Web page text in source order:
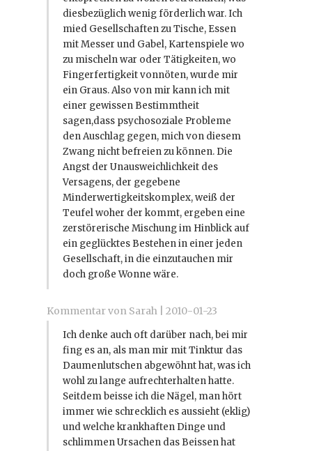
diesbezüglich wenig förderlich war. Ich
mied Gesellschaften zu Tische, Essen
mit Messer und Gabel, Kartenspiele wo
zu mischeln war oder Tätigkeiten, wo
Fingerfertigkeit vonnöten, wurde mir
ein Graus. Also von mir kann ich mit
einer gewissen Bestimmtheit
sagen,dass psychosoziale Probleme
den Auschlag gegen, mich von diesem
Zwang nicht befreien zu können. Die
Angst der Unausweichlichkeit des
Versagens, der gegebene
Minderwertigkeitskomplex, weiß der
Teufel woher der kommt, ergeben eine
zerstörerische Mischung im Hinblick auf
ein geglücktes Bestehen in einer jeden
Gesellschaft, in die einzutauchen mir
doch große Wonne wäre.
Kommentar von Sarah |2010-01-23
Ich denke auch oft darüber nach, bei mir
fing es an, als man mir mit Tinktur das
Daumenlutschen abgewöhnt hat, was ich
wohl zu lange aufrechterhalten hatte.
Seitdem beisse ich die Nägel, man hört
immer wie schrecklich es aussieht (eklig)
und welche krankhaften Dinge und
schlimmen Ursachen das Beissen hat